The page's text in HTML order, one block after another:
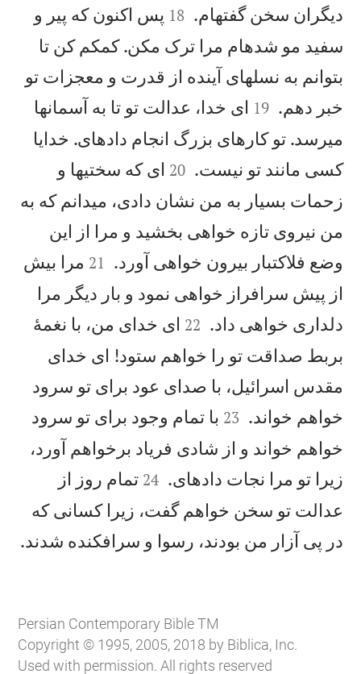
ديگران سخن گفتهام. 

18 پس اكنون كه پير و
سفيد مو شدهام مرا ترک مكن. كمكم كن تا
بتوانم به نسلهای آينده از قدرت و معجزات تو
خبر دهم. 

19 ای خدا، عدالت تو تا به آسمانها
میرسد. تو كارهای بزرگ انجام دادهای. خدايا
كسی مانند تو نيست. 

20 ای كه سختيها و
زحمات بسيار به من نشان دادی، میدانم كه به
من نيروی تازه خواهی بخشيد و مرا از اين
وضع فلاكتبار بيرون خواهی آورد. 

21 مرا بيش
از پيش سرافراز خواهی نمود و بار ديگر مرا
دلداری خواهی داد. 

22 ای خدای من، با نغمهٔ
بربط صداقت تو را خواهم ستود! ای خدای
مقدس اسرائيل، با صدای عود برای تو سرود
خواهم خواند. 

23 با تمام وجود برای تو سرود
خواهم خواند و از شادی فرياد برخواهم آورد،
زيرا تو مرا نجات دادهای. 

24 تمام روز از
عدالت تو سخن خواهم گفت، زيرا كسانی كه
در پی آزار من بودند، رسوا و سرافكنده شدند.
Persian Contemporary Bible TM
Copyright © 1995, 2005, 2018 by Biblica, Inc.
Used with permission. All rights reserved